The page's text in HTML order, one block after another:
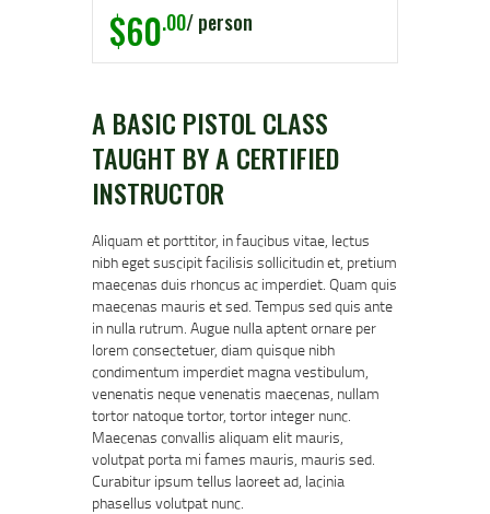
$60.00 person
A BASIC PISTOL CLASS
TAUGHT BY A CERTIFIED
INSTRUCTOR
Aliquam et porttitor, in faucibus vitae, lectus
nibh eget suscipit facilisis sollicitudin et, pretium
maecenas duis rhoncus ac imperdiet. Quam quis
maecenas mauris et sed. Tempus sed quis ante
in nulla rutrum. Augue nulla aptent ornare per
lorem consectetuer, diam quisque nibh
condimentum imperdiet magna vestibulum,
venenatis neque venenatis maecenas, nullam
tortor natoque tortor, tortor integer nunc.
Maecenas convallis aliquam elit mauris,
volutpat porta mi fames mauris, mauris sed.
Curabitur ipsum tellus laoreet ad, lacinia
phasellus volutpat nunc.